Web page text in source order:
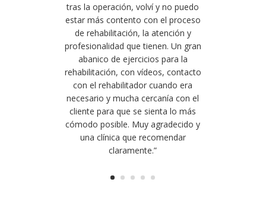
tras la operación, volví y no puedo
estar más contento con el proceso
de rehabilitación, la atención y
profesionalidad que tienen. Un gran
abanico de ejercicios para la
rehabilitación, con vídeos, contacto
con el rehabilitador cuando era
necesario y mucha cercanía con el
cliente para que se sienta lo más
cómodo posible. Muy agradecido y
una clínica que recomendar
claramente.”